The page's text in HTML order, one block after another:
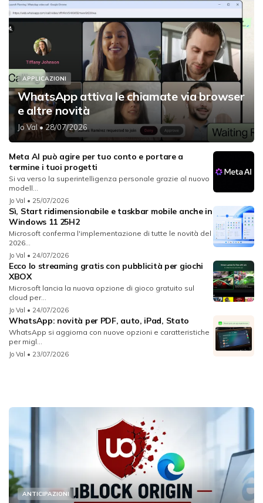
APPLICAZIONI
WhatsApp attiva le chiamate via browser
e altre novità
Jo Val• 28/07/2026
Meta AI può agire per tuo conto e portare a
termine i tuoi progetti
Si va verso la superintelligenza personale grazie al nuovo
modell...
Jo Val • 25/07/2026
Sì, Start ridimensionabile e taskbar mobile anche in
Windows 11 25H2
Microsoft conferma l'implementazione di tutte le novità del
2026...
Jo Val • 24/07/2026
Ecco lo streaming gratis con pubblicità per giochi
XBOX
Microsoft lancia la nuova opzione di gioco gratuito sul
cloud per...
Jo Val • 24/07/2026
WhatsApp: novità per PDF, auto, iPad, Stato
WhatsApp si aggiorna con nuove opzioni e caratteristiche
per migl...
Jo Val • 23/07/2026
ANTICIPAZIONI